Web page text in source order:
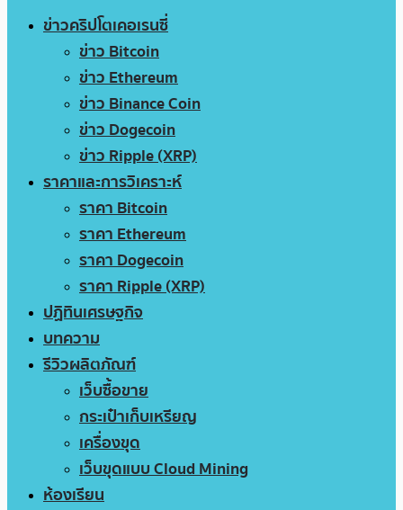
ข่าวคริปโตเคอเรนซี่
ข่าว Bitcoin
ข่าว Ethereum
ข่าว Binance Coin
ข่าว Dogecoin
ข่าว Ripple (XRP)
ราคาและการวิเคราะห์
ราคา Bitcoin
ราคา Ethereum
ราคา Dogecoin
ราคา Ripple (XRP)
ปฏิทินเศรษฐกิจ
บทความ
รีวิวผลิตภัณฑ์
เว็บซื้อขาย
กระเป๋าเก็บเหรียญ
เครื่องขุด
เว็บขุดแบบ Cloud Mining
ห้องเรียน